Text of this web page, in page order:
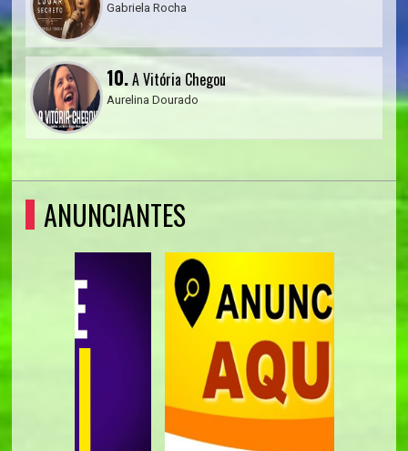
Gabriela Rocha
10.A Vitória Chegou
Aurelina Dourado
ANUNCIANTES